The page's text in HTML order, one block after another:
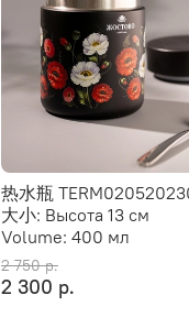
热水瓶
大小: Высота 13 см
Volume: 400 мл
2 750 р.
2 300 р.